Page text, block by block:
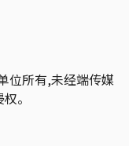
位所有,未经端传媒
。